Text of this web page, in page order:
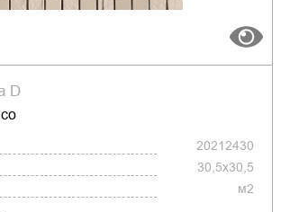
D
20212430
30,5x30,5
м2